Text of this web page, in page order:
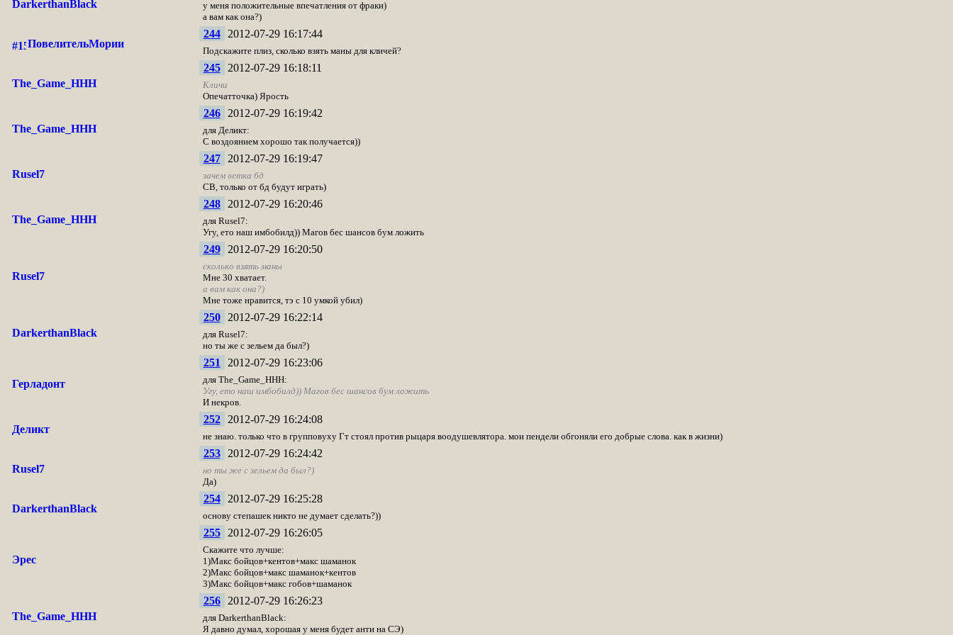
DarkerthanBlack
у меня положительные впечатления от фраки)
а вам как она?)
ПовелительМории
244 2012-07-29 16:17:44
Подскажите плиз, сколько взять маны для кличей?
The_Game_HHH
245 2012-07-29 16:18:11
Кличи
Опечатточка) Ярость
The_Game_HHH
246 2012-07-29 16:19:42
для Деликт:
С воздоянием хорошо так получается))
Rusel7
247 2012-07-29 16:19:47
зачем ветка бд
СВ, только от бд будут играть)
The_Game_HHH
248 2012-07-29 16:20:46
для Rusel7:
Угу, ето наш имбобилд)) Магов бес шансов бум ложить
Rusel7
249 2012-07-29 16:20:50
сколько взять маны
Мне 30 хватает.
а вам как она?)
Мне тоже нравится, тэ с 10 умкой убил)
DarkerthanBlack
250 2012-07-29 16:22:14
для Rusel7:
но ты же с зельем да был?)
Герладонт
251 2012-07-29 16:23:06
для The_Game_HHH:
Угу, ето наш имбобилд)) Магов бес шансов бум ложить
И некров.
Деликт
252 2012-07-29 16:24:08
не знаю. только что в групповуху Гт стоял против рыцаря воодушевлятора. мои пендели обгоняли его добрые слова. как в жизни)
Rusel7
253 2012-07-29 16:24:42
но ты же с зельем да был?)
Да)
DarkerthanBlack
254 2012-07-29 16:25:28
основу степашек никто не думает сделать?))
Эрес
255 2012-07-29 16:26:05
Скажите что лучше:
1)Макс бойцов+кентов+макс шаманок
2)Макс бойцов+макс шаманок+кентов
3)Макс бойцов+макс гобов+шаманок
The_Game_HHH
256 2012-07-29 16:26:23
для DarkerthanBlack:
Я давно думал, хорошая у меня будет анти на СЭ)